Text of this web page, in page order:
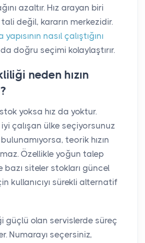
azaltır. Hız arayan biri
değil, kararın merkezidir.
nasıl çalıştığını
doğru seçimi kolaylaştırır.
neden hızın
yoksa hız da yoktur.
çalışan ülke seçiyorsunuz
teorik hızın
Özellikle yoğun talep
bazı siteler stokları güncel
kullanıcıyı sürekli alternatif
güçlü olan servislerde süreç
Numarayı seçersiniz,